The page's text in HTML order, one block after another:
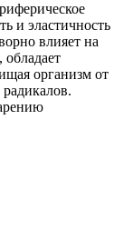
и эластичность
влияет на
организм от